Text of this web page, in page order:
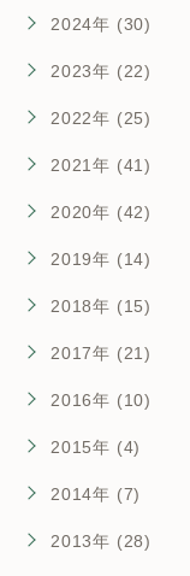
2024年 (30)
2023年 (22)
2022年 (25)
2021年 (41)
2020年 (42)
2019年 (14)
2018年 (15)
2017年 (21)
2016年 (10)
2015年 (4)
2014年 (7)
2013年 (28)